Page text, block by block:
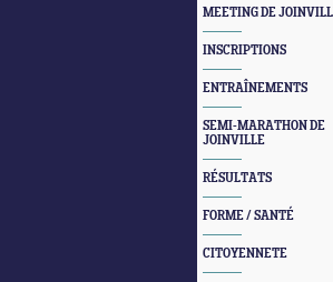
MEETING DE
INSCRIPTIONS
ENTRAÎNEMENTS
SEMI-MARATHON DE
JOINVILLE
RÉSULTATS
FORME / SANTÉ
CITOYENNETE